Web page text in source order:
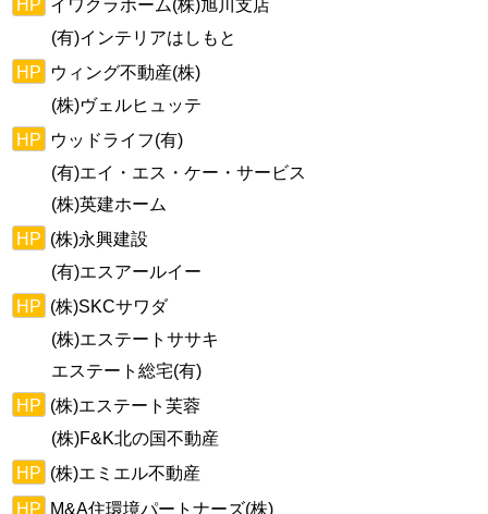
HP イワクラホーム(株)旭川支店
(有)インテリアはしもと
HP
ウィング不動産(株)
(株)ヴェルヒュッテ
HP
ウッドライフ(有)
(有)エイ・エス・ケー・サービス
(株)英建ホーム
HP (株)永興建設
(有)エスアールイー
HP (株)SKCサワダ
(株)エステートササキ
エステート総宅(有)
HP (株)エステート芙蓉
(株)F&K北の国不動産
HP (株)エミエル不動産
HP
M&A住環境パートナーズ(株)